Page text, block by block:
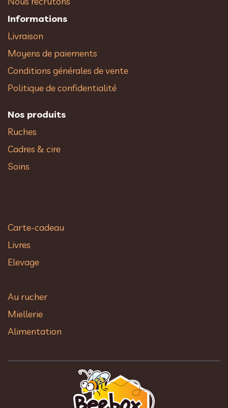
Informations
Livraison
Moyens de paiements
Conditions générales de vente
Politique de confidentialité
Nos produits
Ruches
Cadres & cire
Soins
Carte-cadeau
Livres
Elevage
Au rucher​
Miellerie
Alimentation